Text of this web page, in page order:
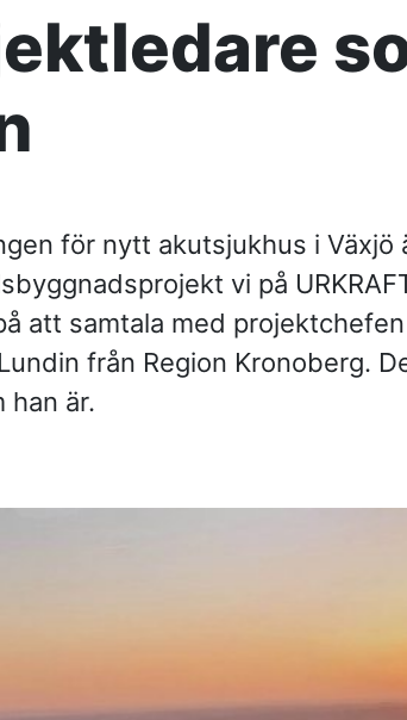
för nytt akutsjukhus i
vi på
att samtala med
från Region Kronoberg.
han är.